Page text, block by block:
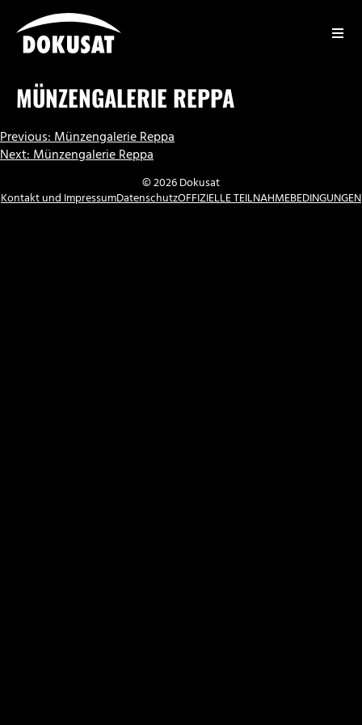
Inhalt
springen
MÜNZENGALERIE REPPA
BEITRAGSNAVIGATION
Previous:Münzengalerie Reppa
Next:Münzengalerie Reppa
© 2026 Dokusat
Kontakt und ImpressumDatenschutzOFFIZIELLE TEILNAHMEBEDINGUNGEN